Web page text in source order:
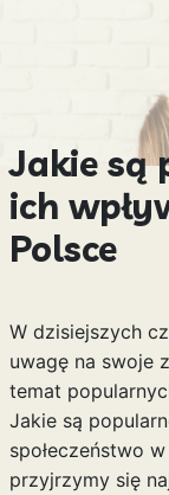
Jakie są
ich
Polsce
W dzisiejszych
uwagę na swoje
temat
Jakie są
społeczeństwo
przyjrzymy się